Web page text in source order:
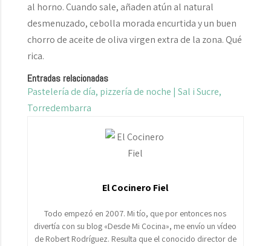
al horno. Cuando sale, añaden atún al natural
desmenuzado, cebolla morada encurtida y un buen
chorro de aceite de oliva virgen extra de la zona. Qué
rica.
Entradas relacionadas
Pastelería de día, pizzería de noche | Sal i Sucre,
Torredembarra
El Cocinero Fiel
Todo empezó en 2007. Mi tío, que por entonces nos
divertía con su blog «Desde Mi Cocina», me envío un vídeo
de Robert Rodríguez. Resulta que el conocido director de